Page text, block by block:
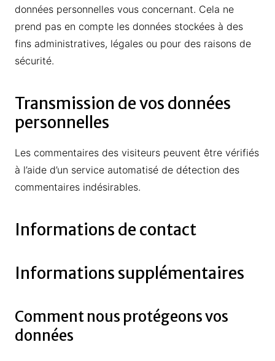
données personnelles vous concernant. Cela ne
prend pas en compte les données stockées à des
fins administratives, légales ou pour des raisons de
sécurité.
Transmission de vos données
personnelles
Les commentaires des visiteurs peuvent être vérifiés
à l’aide d’un service automatisé de détection des
commentaires indésirables.
Informations de contact
Informations supplémentaires
Comment nous protégeons vos
données